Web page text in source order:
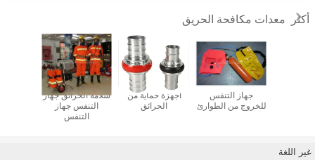
أكثر معدات مكافحة الحريق
سلامة الحرائق جهاز
التنفس جهاز
التنفس
أجهزة حماية من
الحرائق
جهاز التنفس
للخروج من الطوارئ
غير اللغة